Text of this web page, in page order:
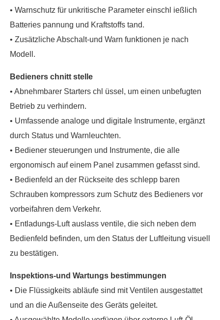
• Warnschutz für unkritische Parameter einschl ießlich
Batteries pannung und Kraftstoffs tand.
• Zusätzliche Abschalt-und Warn funktionen je nach
Modell.
Bedieners chnitt stelle
• Abnehmbarer Starters chl üssel, um einen unbefugten
Betrieb zu verhindern.
• Umfassende analoge und digitale Instrumente, ergänzt
durch Status und Warnleuchten.
• Bediener steuerungen und Instrumente, die alle
ergonomisch auf einem Panel zusammen gefasst sind.
• Bedienfeld an der Rückseite des schlepp baren
Schrauben kompressors zum Schutz des Bedieners vor
vorbeifahren dem Verkehr.
• Entladungs-Luft auslass ventile, die sich neben dem
Bedienfeld befinden, um den Status der Luftleitung visuell
zu bestätigen.
Inspektions-und Wartungs bestimmungen
• Die Flüssigkeits abläufe sind mit Ventilen ausgestattet
und an die Außenseite des Geräts geleitet.